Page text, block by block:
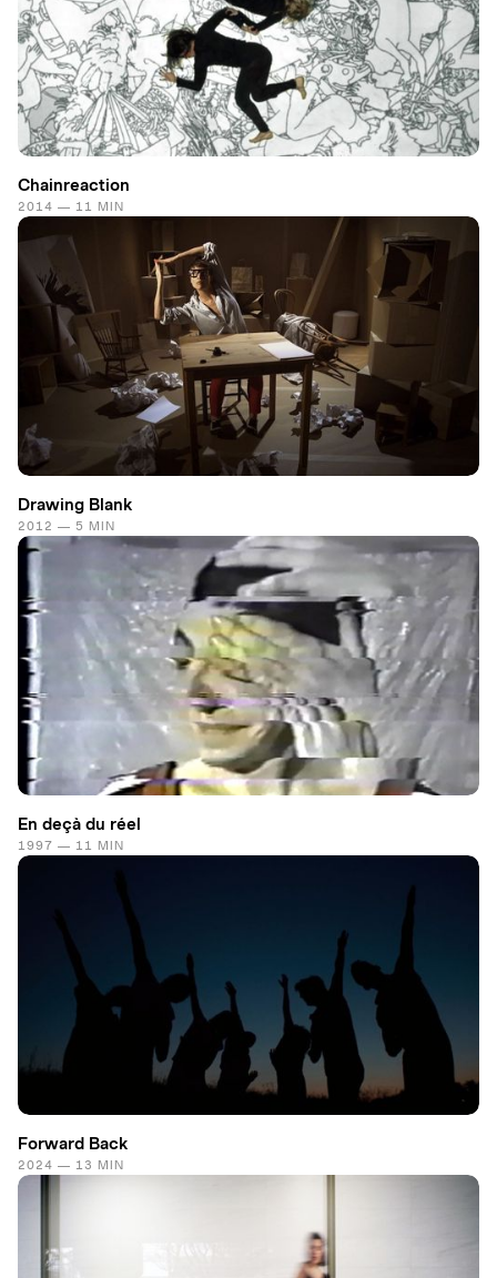
Chainreaction
2014 — 11 MIN
Drawing Blank
2012 — 5 MIN
En deçà du réel
1997 — 11 MIN
Forward Back
2024 — 13 MIN